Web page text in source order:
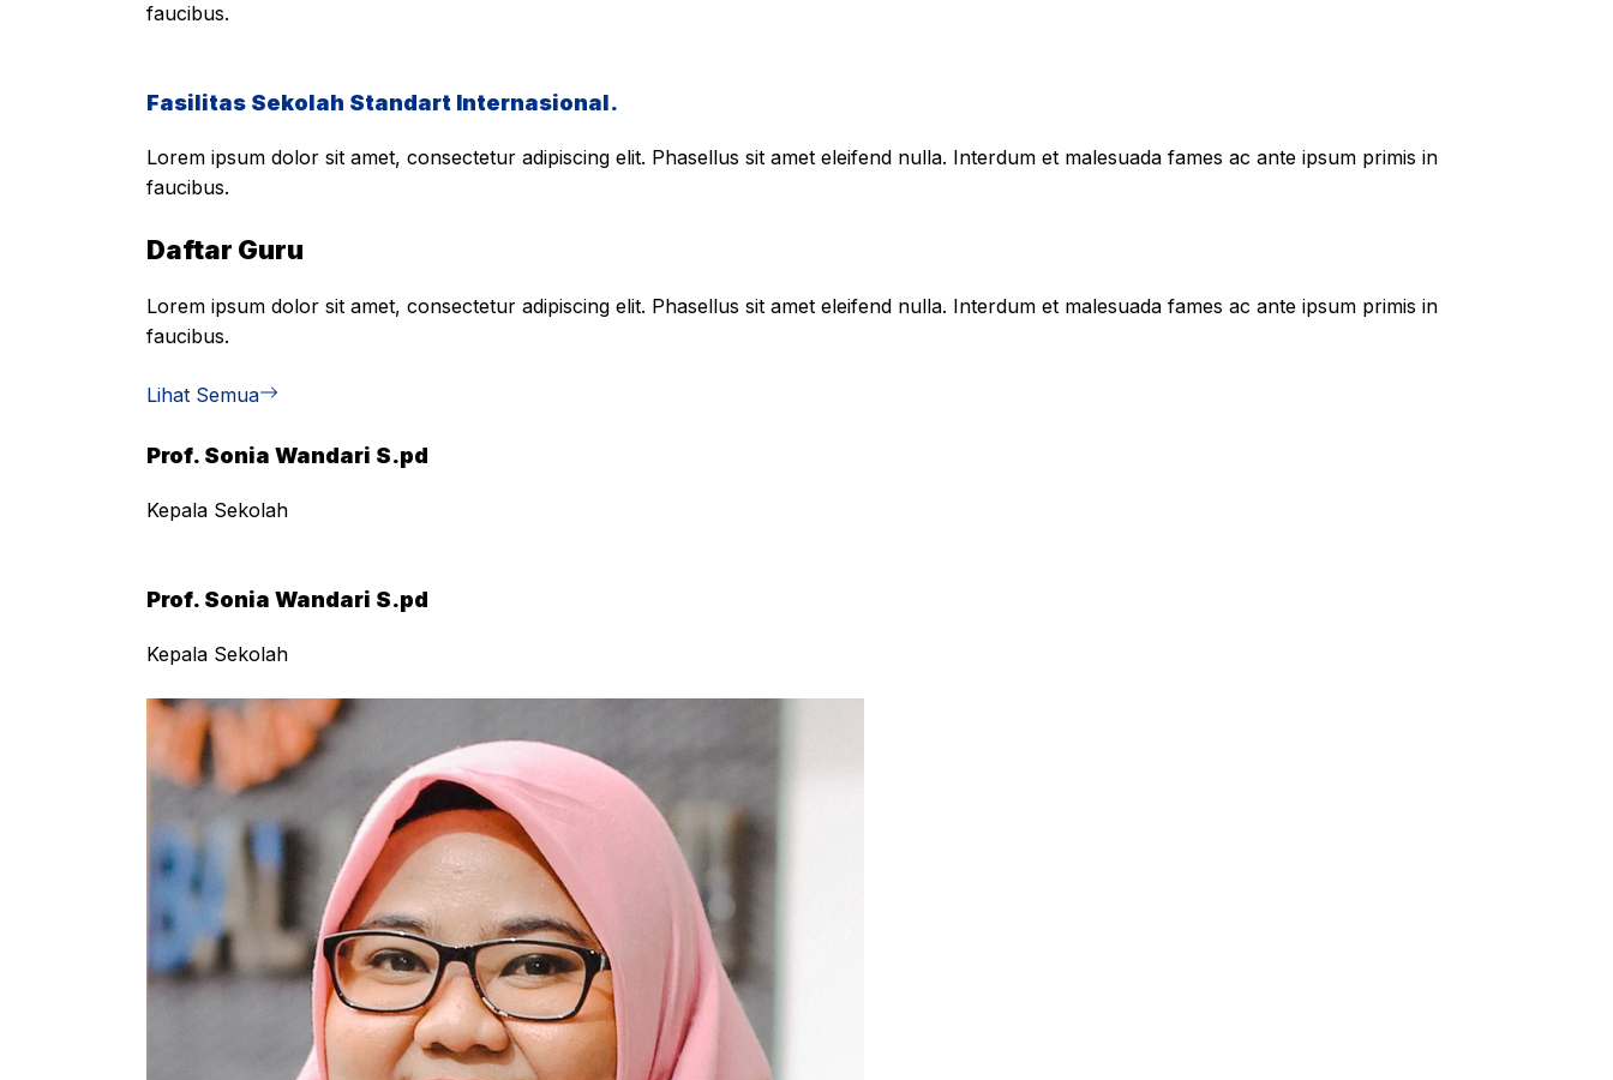
faucibus.
Fasilitas Sekolah Standart Internasional.
Lorem ipsum dolor sit amet, consectetur adipiscing elit. Phasellus sit amet eleifend nulla. Interdum et malesuada fames ac ante ipsum primis in
faucibus.
Daftar Guru
Lorem ipsum dolor sit amet, consectetur adipiscing elit. Phasellus sit amet eleifend nulla. Interdum et malesuada fames ac ante ipsum primis in
faucibus.
Lihat Semua
Prof. Sonia Wandari S.pd
Kepala Sekolah
Prof. Sonia Wandari S.pd
Kepala Sekolah